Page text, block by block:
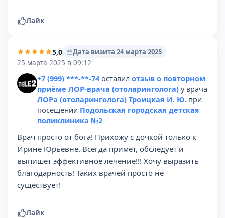
Лайк
5,0
Дата визита 24 марта 2025
25 марта 2025 в 09:12
+7 (999) ***-**-74 оставил отзыв о повторном
приёме ЛОР-врача (отоларинголога) у врача
ЛОРа (отоларинголога) Троицкая И. Ю. при
посещении Подольская городская детская
поликлиника №2
Врач просто от бога! Прихожу с дочкой только к
Ирине Юрьевне. Всегда примет, обследует и
выпишет эффективное лечение!!! Хочу выразить
благодарность! Таких врачей просто не
существует!
Лайк